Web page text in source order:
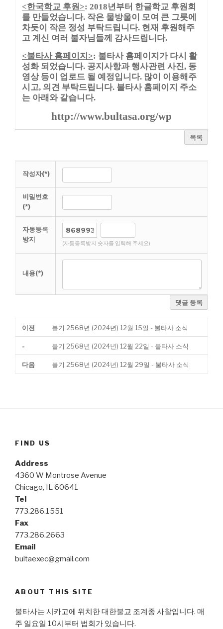
<한국학교 후원>: 2018년부터 한글학교 후원회
를 만들었습니다. 작은 물방울이 모여 큰 그릇에
차듯이 작은 정성 부탁드립니다. 현재 후원해주
고 계신 여러 불자님들께 감사드립니다.
<불타사 홈페이지>: 불타사 홈페이지가 다시 활
성화 되었습니다. 공지사항과 행사관련 사진, 동
영상 등이 업로드 될 예정입니다. 많이 이용해주
시고, 의견 부탁드립니다. 불타사 홈페이지 주소
는 아래와 같습니다.
http://www.bultasa.org/wp
목록
작성자(*)
비밀번호
(*)
자동등록
방지
(자동등록방지 숫자를 입력해 주세요)
내용(*)
댓글 등록
이전 불기 2568년 (2024년) 12월 15일 - 불타사 소식
- 불기 2568년 (2024년) 12월 22일 - 불타사 소식
다음 불기 2568년 (2024년) 12월 29일 - 불타사 소식
FIND US
Address
4360 W Montrose Avenue
Chicago, IL 60641
Tel
773.286.1551
Fax
773.286.2663
Email
bultaexec@gmail.com
ABOUT THIS SITE
불타사는 시카고에 위치한 대한불교 조계종 사찰입니다. 매
주 일요일 10시부터 법회가 있습니다.